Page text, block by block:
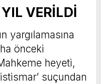
VERİLDİ
yargılamasına
önceki
heyeti,
suçundan